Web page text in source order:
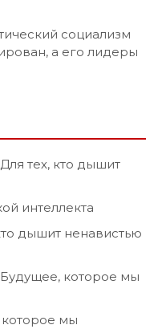
социализм
а его лидеры
Для тех, кто дышит
интеллекта
дышит ненавистью
Будущее, которое мы
мы